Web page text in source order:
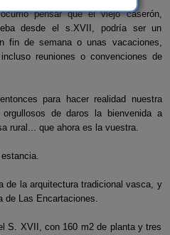
pensar que el viejo caserón,
desde el s.XVII, podría ser un
fin de semana o unas vacaciones,
reuniones o convenciones de
para hacer realidad nuestra
de daros la bienvenida a
rural... que ahora es la vuestra.
de la arquitectura tradicional vasca, y
de Las Encartaciones.
S. XVII, con 160 m2 de planta y tres